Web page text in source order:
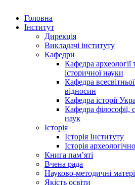
Головна
Інститут
Дирекція
Викладачі інституту
Кафедри
Кафедра археології
історичної науки
Кафедра
відносин
Кафедра історії
Кафедра філософії,
наук
Історія
Історія Інституту
Історія
Книга памʼяті
Вчена рада
Науково-методичні
Якість освіти